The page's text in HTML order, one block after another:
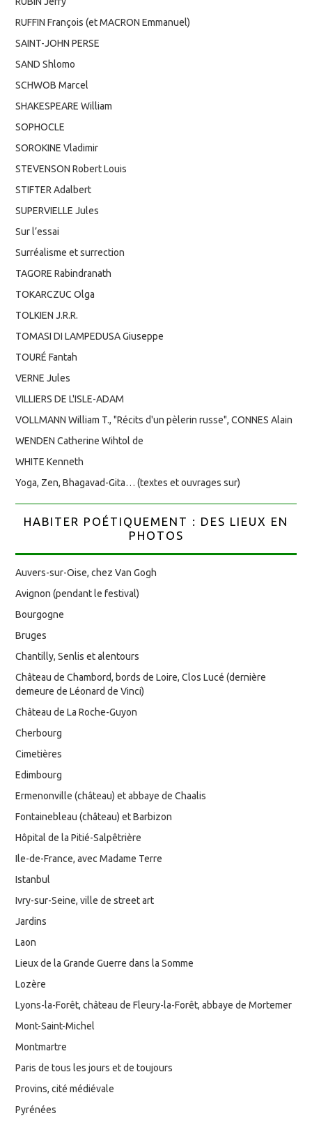
RUFFIN François (et MACRON Emmanuel)
SAINT-JOHN PERSE
SAND Shlomo
SCHWOB Marcel
SHAKESPEARE William
SOPHOCLE
SOROKINE Vladimir
STEVENSON Robert Louis
STIFTER Adalbert
SUPERVIELLE Jules
Sur l’essai
Surréalisme et surrection
TAGORE Rabindranath
TOKARCZUC Olga
TOLKIEN J.R.R.
TOMASI DI LAMPEDUSA Giuseppe
TOURÉ Fantah
VERNE Jules
VILLIERS DE L'ISLE-ADAM
VOLLMANN William T., "Récits d'un pèlerin russe", CONNES Alain
WENDEN Catherine Wihtol de
WHITE Kenneth
Yoga, Zen, Bhagavad-Gita… (textes et ouvrages sur)
HABITER POÉTIQUEMENT : DES LIEUX EN
PHOTOS
Auvers-sur-Oise, chez Van Gogh
Avignon (pendant le festival)
Bourgogne
Bruges
Chantilly, Senlis et alentours
Château de Chambord, bords de Loire, Clos Lucé (dernière
demeure de Léonard de Vinci)
Château de La Roche-Guyon
Cherbourg
Cimetières
Edimbourg
Ermenonville (château) et abbaye de Chaalis
Fontainebleau (château) et Barbizon
Hôpital de la Pitié-Salpêtrière
Ile-de-France, avec Madame Terre
Istanbul
Ivry-sur-Seine, ville de street art
Jardins
Laon
Lieux de la Grande Guerre dans la Somme
Lozère
Lyons-la-Forêt, château de Fleury-la-Forêt, abbaye de Mortemer
Mont-Saint-Michel
Montmartre
Paris de tous les jours et de toujours
Provins, cité médiévale
Pyrénées